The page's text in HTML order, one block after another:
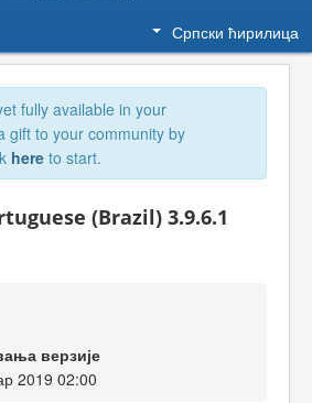
Српски ћирилица
fully available in your
gift to your community by
here to start.
(Brazil) 3.9.6.1
верзије
2019 02:00